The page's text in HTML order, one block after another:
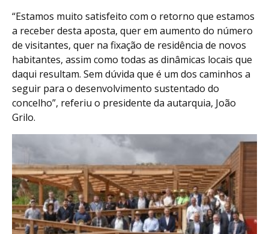
“Estamos muito satisfeito com o retorno que estamos
a receber desta aposta, quer em aumento do número
de visitantes, quer na fixação de residência de novos
habitantes, assim como todas as dinâmicas locais que
daqui resultam. Sem dúvida que é um dos caminhos a
seguir para o desenvolvimento sustentado do
concelho”, referiu o presidente da autarquia, João
Grilo.